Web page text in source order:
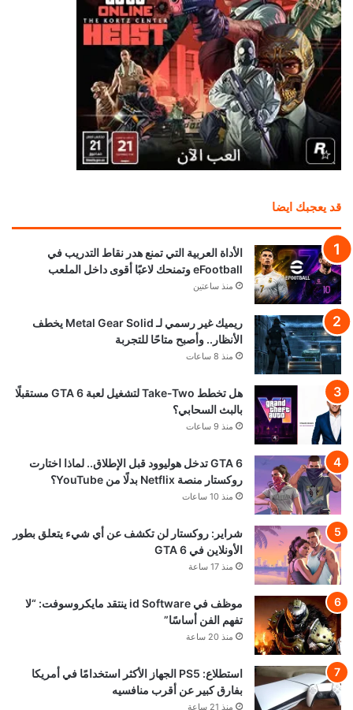
قد يعجبك ايضا
الأداة العربية التي تمنع هدر نقاط التدريب في
eFootball وتمنحك لاعبًا أقوى داخل الملعب
منذ ساعتين
ريميك غير رسمي لـ Metal Gear Solid يخطف
الأنظار.. وأصبح متاحًا للتجربة
منذ 8 ساعات
هل تخطط Take-Two لتشغيل لعبة GTA 6 مستقبلًا
بالبث السحابي؟
منذ 9 ساعات
GTA 6 تدخل هوليوود قبل الإطلاق.. لماذا اختارت
روكستار منصة Netflix بدلًا من YouTube؟
منذ 10 ساعات
شراير: روكستار لن تكشف عن أي شيء يتعلق بطور
الأونلاين في GTA 6
منذ 17 ساعة
موظف في id Software ينتقد مايكروسوفت: “لا
تفهم الفن أساسًا”
منذ 20 ساعة
استطلاع: PS5 الجهاز الأكثر استخدامًا في أمريكا
بفارق كبير عن أقرب منافسيه
منذ 21 ساعة